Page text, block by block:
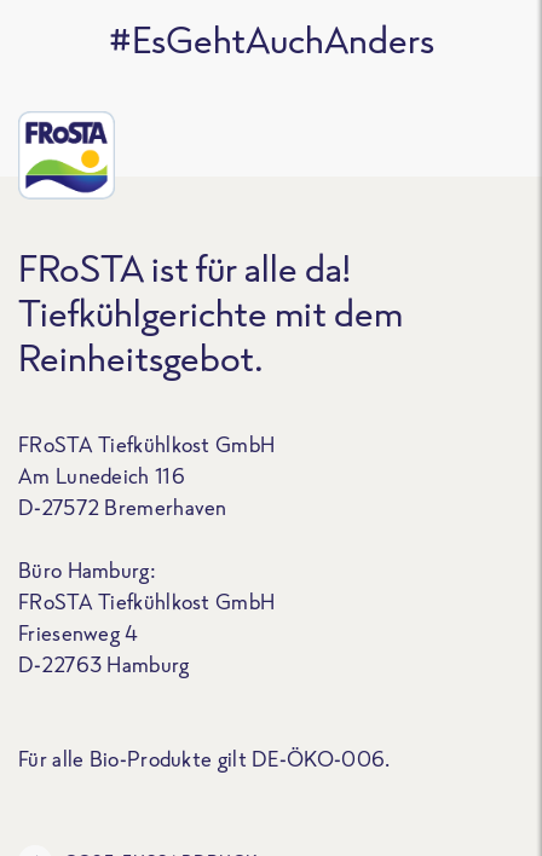
#EsGehtAuchAnders
FRoSTA ist für alle da!
Tiefkühlgerichte mit dem
Reinheitsgebot.
FRoSTA Tiefkühlkost GmbH
Am Lunedeich 116
D-27572 Bremerhaven
Büro Hamburg:
FRoSTA Tiefkühlkost GmbH
Friesenweg 4
D-22763 Hamburg
Für alle Bio-Produkte gilt DE-ÖKO-006.